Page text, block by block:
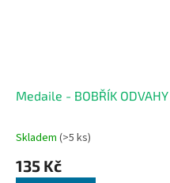
Medaile - BOBŘÍK ODVAHY
Skladem (>5 ks)
135 Kč